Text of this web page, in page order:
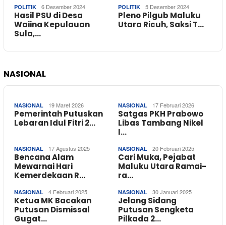
POLITIK 6 Desember 2024
Hasil PSU di Desa
Waiina Kepulauan
Sula,…
POLITIK 5 Desember 2024
Pleno Pilgub Maluku
Utara Ricuh, Saksi T…
NASIONAL
NASIONAL 19 Maret 2026
Pemerintah Putuskan
Lebaran Idul Fitri 2…
NASIONAL 17 Februari 2026
Satgas PKH Prabowo
Libas Tambang Nikel
I…
NASIONAL 17 Agustus 2025
Bencana Alam
Mewarnai Hari
Kemerdekaan R…
NASIONAL 20 Februari 2025
Cari Muka, Pejabat
Maluku Utara Ramai-
ra…
NASIONAL 4 Februari 2025
Ketua MK Bacakan
Putusan Dismissal
Gugat…
NASIONAL 30 Januari 2025
Jelang Sidang
Putusan Sengketa
Pilkada 2…